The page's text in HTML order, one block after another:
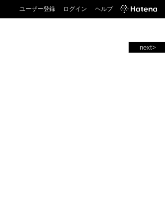
ユーザー登録 ログイン ヘルプ
next>